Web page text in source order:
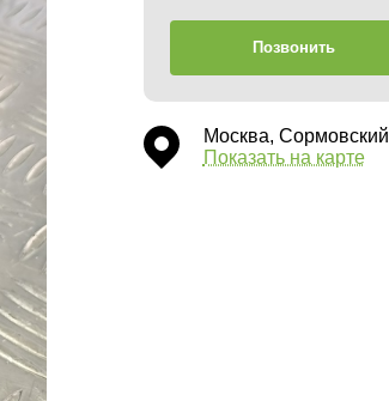
Позвонить
Москва,
Показать на карте